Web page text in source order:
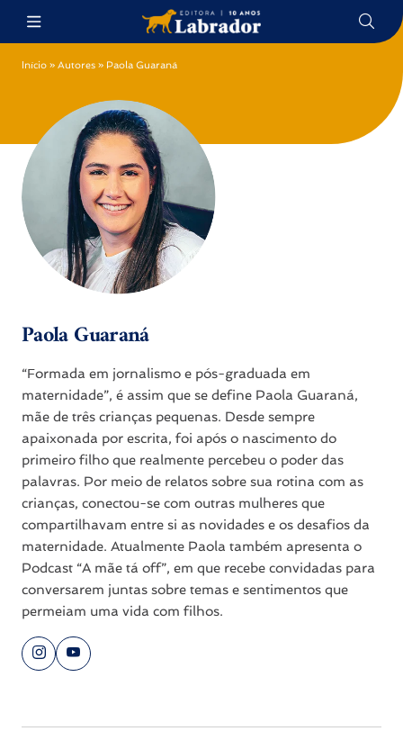
Início » Autores » Paola Guaraná
Paola Guaraná
“Formada em jornalismo e pós-graduada em
maternidade”, é assim que se define Paola Guaraná,
mãe de três crianças pequenas. Desde sempre
apaixonada por escrita, foi após o nascimento do
primeiro filho que realmente percebeu o poder das
palavras. Por meio de relatos sobre sua rotina com as
crianças, conectou-se com outras mulheres que
compartilhavam entre si as novidades e os desafios da
maternidade. Atualmente Paola também apresenta o
Podcast “A mãe tá off”, em que recebe convidadas para
conversarem juntas sobre temas e sentimentos que
permeiam uma vida com filhos.